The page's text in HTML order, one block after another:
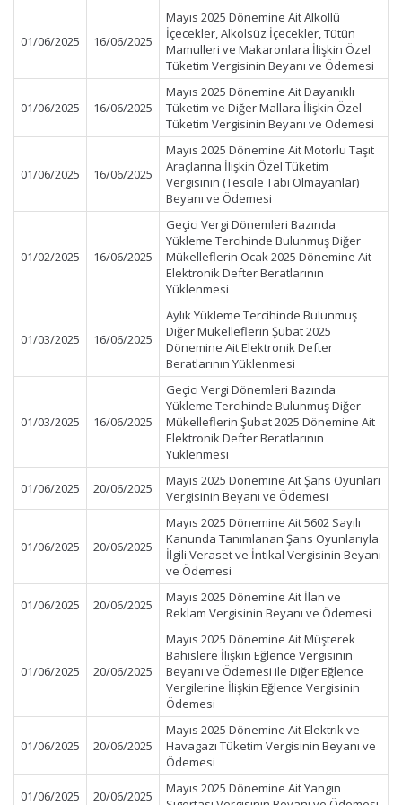
01/06/2025 16/06/2025
Mayıs 2025 Dönemine Ait Alkollü
İçecekler, Alkolsüz İçecekler, Tütün
Mamulleri ve Makaronlara İlişkin Özel
Tüketim Vergisinin Beyanı ve Ödemesi
01/06/2025 16/06/2025
Mayıs 2025 Dönemine Ait Dayanıklı
Tüketim ve Diğer Mallara İlişkin Özel
Tüketim Vergisinin Beyanı ve Ödemesi
01/06/2025 16/06/2025
Mayıs 2025 Dönemine Ait Motorlu Taşıt
Araçlarına İlişkin Özel Tüketim
Vergisinin (Tescile Tabi Olmayanlar)
Beyanı ve Ödemesi
01/02/2025 16/06/2025
Geçici Vergi Dönemleri Bazında
Yükleme Tercihinde Bulunmuş Diğer
Mükelleflerin Ocak 2025 Dönemine Ait
Elektronik Defter Beratlarının
Yüklenmesi
01/03/2025 16/06/2025
Aylık Yükleme Tercihinde Bulunmuş
Diğer Mükelleflerin Şubat 2025
Dönemine Ait Elektronik Defter
Beratlarının Yüklenmesi
01/03/2025 16/06/2025
Geçici Vergi Dönemleri Bazında
Yükleme Tercihinde Bulunmuş Diğer
Mükelleflerin Şubat 2025 Dönemine Ait
Elektronik Defter Beratlarının
Yüklenmesi
01/06/2025 20/06/2025
Mayıs 2025 Dönemine Ait Şans Oyunları
Vergisinin Beyanı ve Ödemesi
01/06/2025 20/06/2025
Mayıs 2025 Dönemine Ait 5602 Sayılı
Kanunda Tanımlanan Şans Oyunlarıyla
İlgili Veraset ve İntikal Vergisinin Beyanı
ve Ödemesi
01/06/2025 20/06/2025
Mayıs 2025 Dönemine Ait İlan ve
Reklam Vergisinin Beyanı ve Ödemesi
01/06/2025 20/06/2025
Mayıs 2025 Dönemine Ait Müşterek
Bahislere İlişkin Eğlence Vergisinin
Beyanı ve Ödemesi ile Diğer Eğlence
Vergilerine İlişkin Eğlence Vergisinin
Ödemesi
01/06/2025 20/06/2025
Mayıs 2025 Dönemine Ait Elektrik ve
Havagazı Tüketim Vergisinin Beyanı ve
Ödemesi
01/06/2025 20/06/2025
Mayıs 2025 Dönemine Ait Yangın